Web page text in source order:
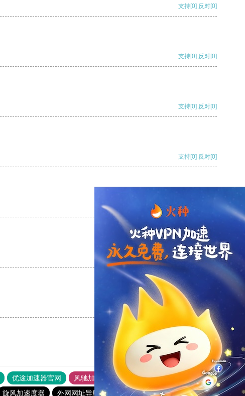
支持[0] 反对[0]
支持[0] 反对[0]
支持[0] 反对[0]
支持[0] 反对[0]
支持
支持[0] 反对[0]
支持[0] 反对[0]
优途加速器官网 风驰加速器
旋风加速器
旋风加速度器 外网网址导航 软件中心 大象加速器 优云666